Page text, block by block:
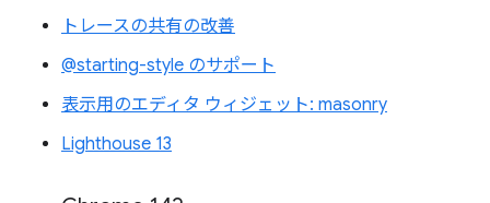
トレースの共有の改善
@starting-style のサポート
表示用のエディタ ウィジェット: masonry
Lighthouse 13